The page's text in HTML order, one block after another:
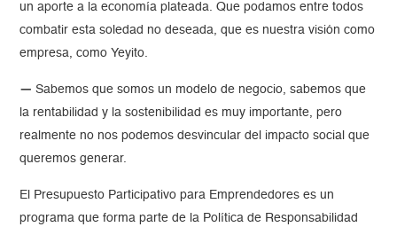
un aporte a la economía plateada. Que podamos entre todos
combatir esta soledad no deseada, que es nuestra visión como
empresa, como Yeyito.
—Sabemos que somos un modelo de negocio, sabemos que
la rentabilidad y la sostenibilidad es muy importante, pero
realmente no nos podemos desvincular del impacto social que
queremos generar.
El Presupuesto Participativo para Emprendedores es un
programa que forma parte de la Política de Responsabilidad